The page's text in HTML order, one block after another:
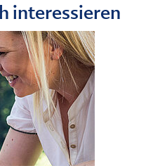
interessieren